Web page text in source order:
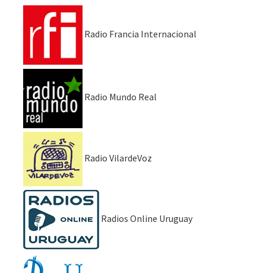
Radio Francia Internacional
Radio Mundo Real
Radio VilardeVoz
Radios Online Uruguay